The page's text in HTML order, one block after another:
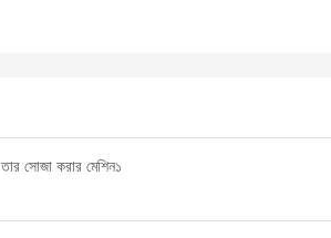
তার সোজা করার মেশিন১